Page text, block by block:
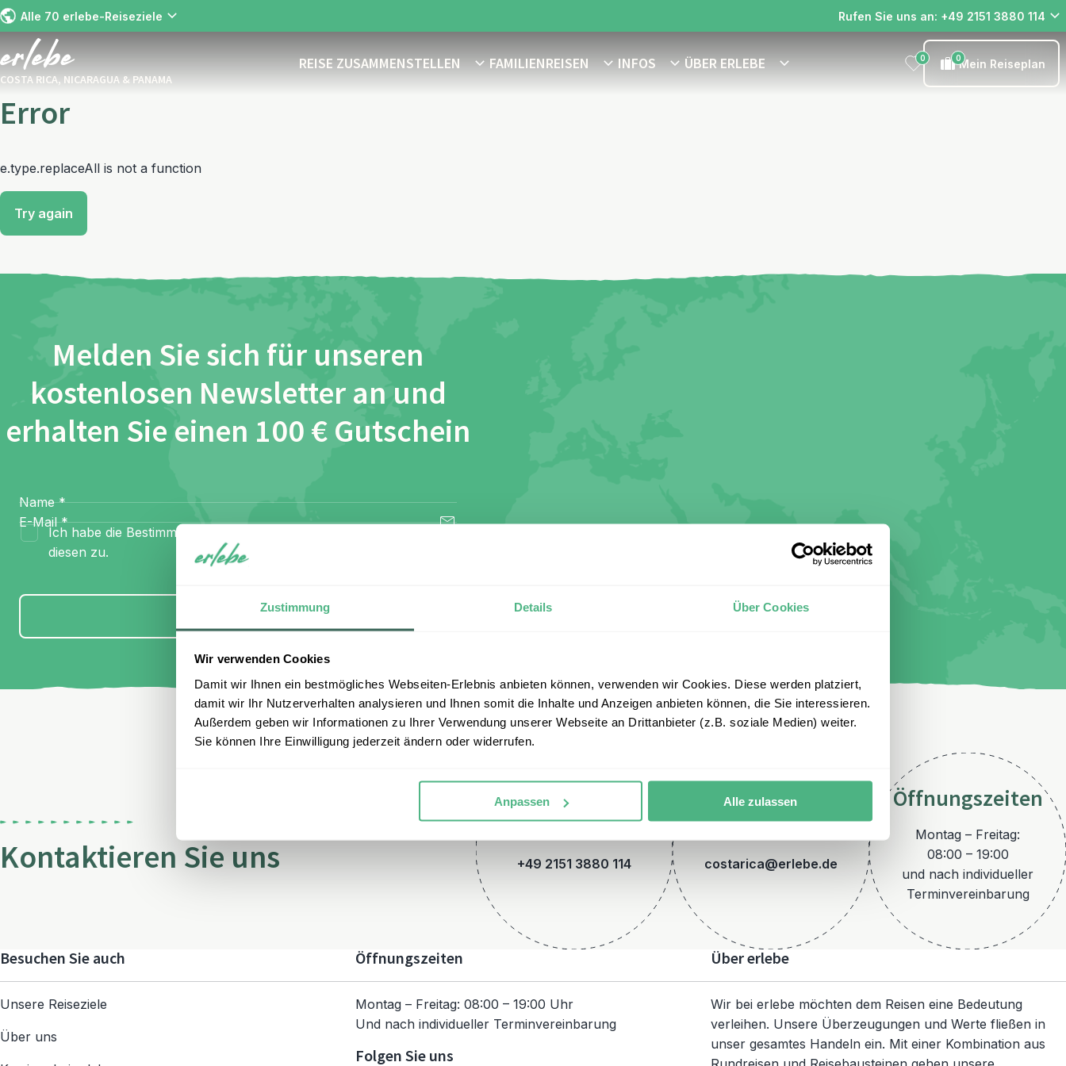
Zustimmung Details Über Cookies
Wir verwenden Cookies
Damit wir Ihnen ein bestmögliches Webseiten-Erlebnis anbieten können, verwenden wir Cookies. Diese werden platziert,
damit wir Ihr Nutzerverhalten analysieren und Ihnen somit die Inhalte und Anzeigen anbieten können, die Sie interessieren.
Außerdem geben wir Informationen zu Ihrer Verwendung unserer Webseite an Drittanbieter (z.B. soziale Medien) weiter.
Sie können Ihre Einwilligung jederzeit ändern oder widerrufen.
Anpassen Alle zulassen
Alle 70 erlebe-Reiseziele Rufen Sie uns an: +49 2151 3880 114
COSTA RICA, NICARAGUA & PANAMA
REISE ZUSAMMENSTELLEN FAMILIENREISEN INFOS ÜBER ERLEBE 0 0Mein Reiseplan
Error
e.type.replaceAll is not a function
Try again
Melden Sie sich für unseren
kostenlosen Newsletter an und
erhalten Sie einen 100 € Gutschein
Name *
E-Mail *
Ich habe die Bestimmungen zum
diesen zu.
Anmelden
Kontaktieren Sie uns
Telefon
+49 2151 3880 114
E-Mail
costarica@erlebe.de
Öffnungszeiten
Montag – Freitag:
08:00 – 19:00
und nach individueller
Terminvereinbarung
Besuchen Sie auch
Unsere Reiseziele
Über uns
Öffnungszeiten
Montag – Freitag: 08:00 – 19:00 Uhr
Und nach individueller Terminvereinbarung
Folgen Sie uns
Über erlebe
Wir bei erlebe möchten dem Reisen eine Bedeutung
verleihen. Unsere Überzeugungen und Werte fließen in
unser gesamtes Handeln ein. Mit einer Kombination aus